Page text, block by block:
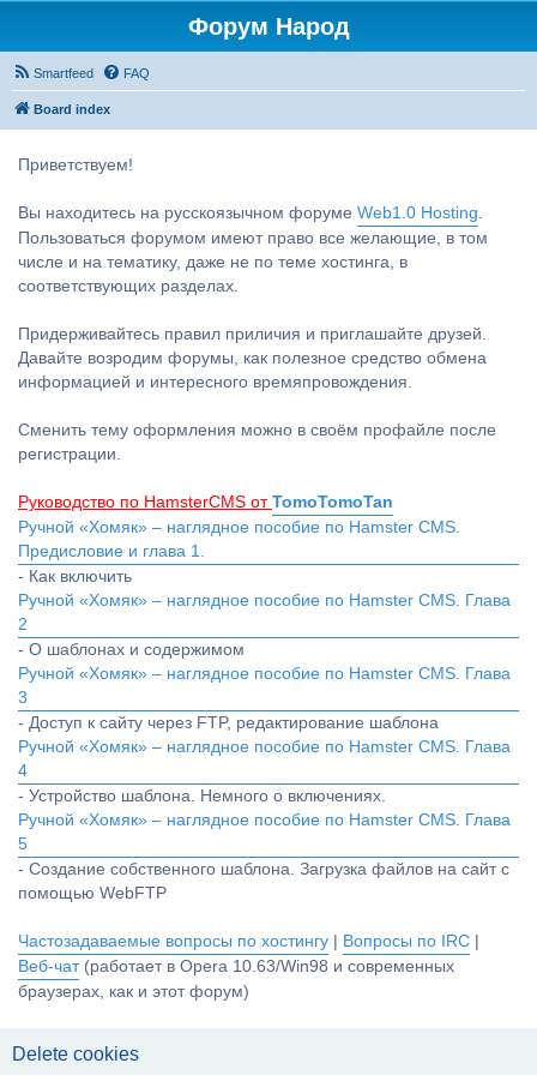
Форум Народ
Smartfeed FAQ
Board index
Приветствуем!
Вы находитесь на русскоязычном форуме Web1.0 Hosting.
Пользоваться форумом имеют право все желающие, в том
числе и на тематику, даже не по теме хостинга, в
соответствующих разделах.
Придерживайтесь правил приличия и приглашайте друзей.
Давайте возродим форумы, как полезное средство обмена
информацией и интересного времяпровождения.
Сменить тему оформления можно в своём профайле после
регистрации.
Руководство по HamsterCMS от TomoTomoTan
Ручной «Хомяк» – наглядное пособие по Hamster CMS.
Предисловие и глава 1.
- Как включить
Ручной «Хомяк» – наглядное пособие по Hamster CMS. Глава
2
- О шаблонах и содержимом
Ручной «Хомяк» – наглядное пособие по Hamster CMS. Глава
3
- Доступ к сайту через FTP, редактирование шаблона
Ручной «Хомяк» – наглядное пособие по Hamster CMS. Глава
4
- Устройство шаблона. Немного о включениях.
Ручной «Хомяк» – наглядное пособие по Hamster CMS. Глава
5
- Создание собственного шаблона. Загрузка файлов на сайт с
помощью WebFTP
Частозадаваемые вопросы по хостингу Вопросы по IRC
Веб-чат(работает в Opera 10.63/Win98 и современных
браузерах, как и этот форум)
Delete cookies